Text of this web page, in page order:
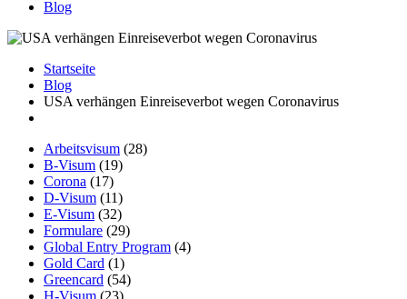
Blog
Startseite
Blog
USA verhängen Einreiseverbot wegen Coronavirus
Arbeitsvisum (28)
B-Visum (19)
Corona (17)
D-Visum (11)
E-Visum (32)
Formulare (29)
Global Entry Program (4)
Gold Card (1)
Greencard (54)
H-Visum (23)